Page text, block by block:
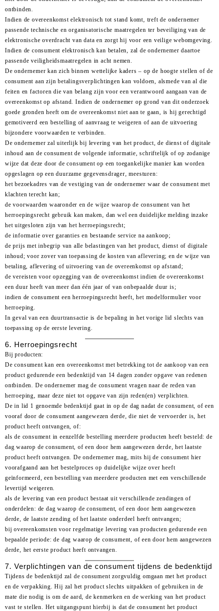
ontbinden.
Indien de overeenkomst elektronisch tot stand komt, treft de ondernemer
passende technische en organisatorische maatregelen ter beveiliging van de
elektronische overdracht van data en zorgt hij voor een veilige webomgeving.
Indien de consument elektronisch kan betalen, zal de ondernemer daartoe
passende veiligheidsmaatregelen in acht nemen.
De ondernemer kan zich binnen wettelijke kaders – op de hoogte stellen of de
consument aan zijn betalingsverplichtingen kan voldoen, alsmede van al die
feiten en factoren die van belang zijn voor een verantwoord aangaan van de
overeenkomst op afstand. Indien de ondernemer op grond van dit onderzoek
goede gronden heeft om de overeenkomst niet aan te gaan, is hij gerechtigd
gemotiveerd een bestelling of aanvraag te weigeren of aan de uitvoering
bijzondere voorwaarden te verbinden.
De ondernemer zal uiterlijk bij levering van het product, de dienst of digitale
inhoud aan de consument de volgende informatie, schriftelijk of op zodanige
wijze dat deze door de consument op een toegankelijke manier kan worden
opgeslagen op een duurzame gegevensdrager, meesturen:
het bezoekadres van de vestiging van de ondernemer waar de consument met
klachten terecht kan;
de voorwaarden waaronder en de wijze waarop de consument van het
herroepingsrecht gebruik kan maken, dan wel een duidelijke melding inzake
het uitgesloten zijn van het herroepingsrecht;
de informatie over garanties en bestaande service na aankoop;
de prijs met inbegrip van alle belastingen van het product, dienst of digitale
inhoud; voor zover van toepassing de kosten van aflevering; en de wijze van
betaling, aflevering of uitvoering van de overeenkomst op afstand;
de vereisten voor opzegging van de overeenkomst indien de overeenkomst
een duur heeft van meer dan één jaar of van onbepaalde duur is;
indien de consument een herroepingsrecht heeft, het modelformulier voor
herroeping.
In geval van een duurtransactie is de bepaling in het vorige lid slechts van
toepassing op de eerste levering.
6. Herroepingsrecht
Bij producten:
De consument kan een overeenkomst met betrekking tot de aankoop van een
product gedurende een bedenktijd van 14 dagen zonder opgave van redenen
ontbinden. De ondernemer mag de consument vragen naar de reden van
herroeping, maar deze niet tot opgave van zijn reden(en) verplichten.
De in lid 1 genoemde bedenktijd gaat in op de dag nadat de consument, of een
vooraf door de consument aangewezen derde, die niet de vervoerder is, het
product heeft ontvangen, of:
als de consument in eenzelfde bestelling meerdere producten heeft besteld: de
dag waarop de consument, of een door hem aangewezen derde, het laatste
product heeft ontvangen. De ondernemer mag, mits hij de consument hier
voorafgaand aan het bestelproces op duidelijke wijze over heeft
geïnformeerd, een bestelling van meerdere producten met een verschillende
levertijd weigeren.
als de levering van een product bestaat uit verschillende zendingen of
onderdelen: de dag waarop de consument, of een door hem aangewezen
derde, de laatste zending of het laatste onderdeel heeft ontvangen;
bij overeenkomsten voor regelmatige levering van producten gedurende een
bepaalde periode: de dag waarop de consument, of een door hem aangewezen
derde, het eerste product heeft ontvangen.
7. Verplichtingen van de consument tijdens de bedenktijd
Tijdens de bedenktijd zal de consument zorgvuldig omgaan met het product
en de verpakking. Hij zal het product slechts uitpakken of gebruiken in de
mate die nodig is om de aard, de kenmerken en de werking van het product
vast te stellen. Het uitgangspunt hierbij is dat de consument het product